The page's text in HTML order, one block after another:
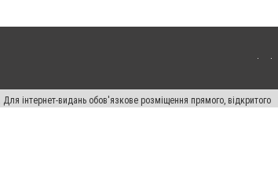
інтернет-видань обов'язкове розміщення прямого, відкритого